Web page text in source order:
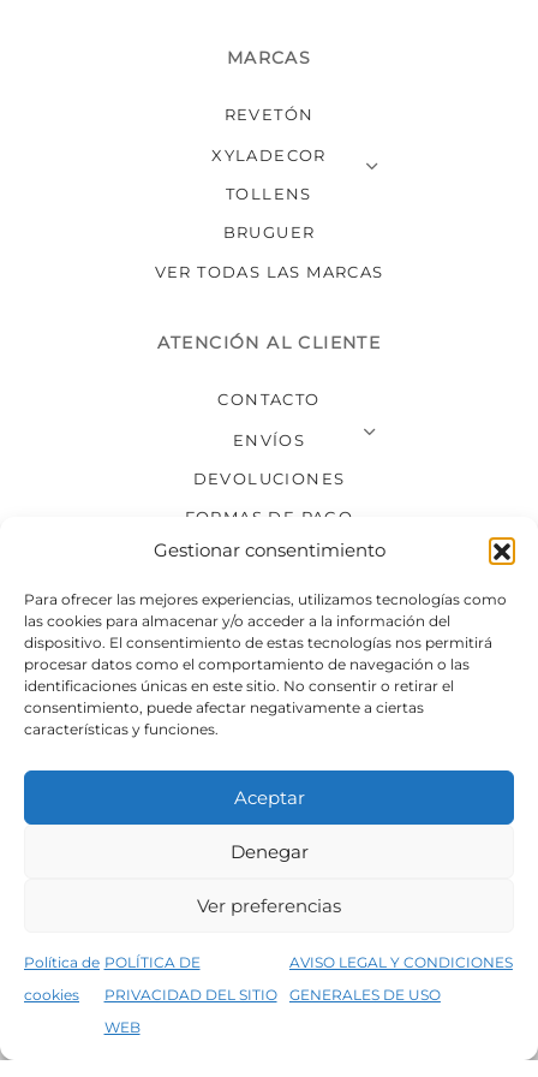
Gestionar consentimiento
Para ofrecer las mejores experiencias, utilizamos tecnologías como
las cookies para almacenar y/o acceder a la información del
dispositivo. El consentimiento de estas tecnologías nos permitirá
procesar datos como el comportamiento de navegación o las
identificaciones únicas en este sitio. No consentir o retirar el
consentimiento, puede afectar negativamente a ciertas
características y funciones.
Aceptar
Denegar
Ver preferencias
Política de
cookies
POLÍTICA DE
PRIVACIDAD DEL SITIO
WEB
AVISO LEGAL Y CONDICIONES
GENERALES DE USO
5% de descuento en tu primera compra, utiliza el código PRIMERACOMPRA
MARCAS
REVETÓN
XYLADECOR
TOLLENS
BRUGUER
VER TODAS LAS MARCAS
ATENCIÓN AL CLIENTE
CONTACTO
ENVÍOS
DEVOLUCIONES
FORMAS DE PAGO
SÍGUENOS
Condiciones generales de venta
Política de privacidad del sitio web
©2026 Decopintur- todos los derechos